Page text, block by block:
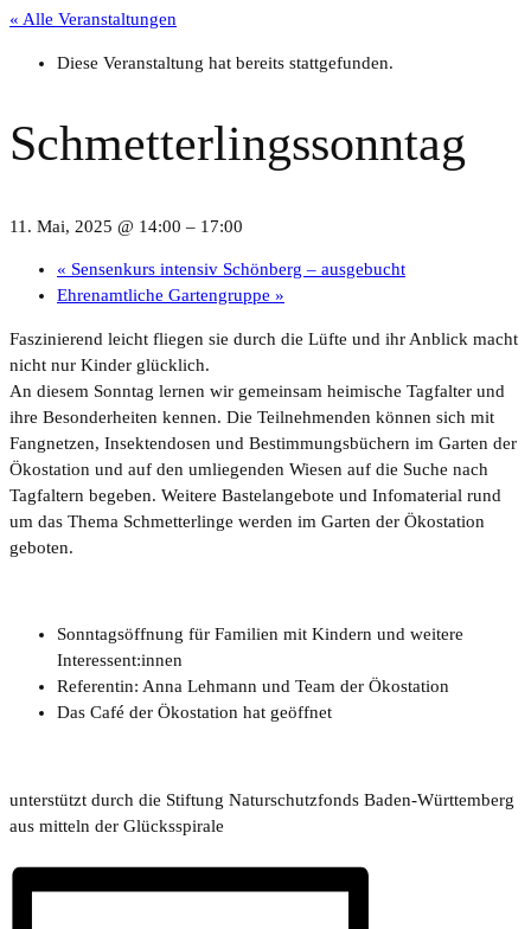
« Alle Veranstaltungen
Diese Veranstaltung hat bereits stattgefunden.
Schmetterlingssonntag
11. Mai, 2025 @ 14:00 – 17:00
« Sensenkurs intensiv Schönberg – ausgebucht
Ehrenamtliche Gartengruppe »
Faszinierend leicht fliegen sie durch die Lüfte und ihr Anblick macht
nicht nur Kinder glücklich.
An diesem Sonntag lernen wir gemeinsam heimische Tagfalter und
ihre Besonderheiten kennen. Die Teilnehmenden können sich mit
Fangnetzen, Insektendosen und Bestimmungsbüchern im Garten der
Ökostation und auf den umliegenden Wiesen auf die Suche nach
Tagfaltern begeben. Weitere Bastelangebote und Infomaterial rund
um das Thema Schmetterlinge werden im Garten der Ökostation
geboten.
Sonntagsöffnung für Familien mit Kindern und weitere
Interessent:innen
Referentin: Anna Lehmann und Team der Ökostation
Das Café der Ökostation hat geöffnet
unterstützt durch die Stiftung Naturschutzfonds Baden-Württemberg
aus mitteln der Glücksspirale